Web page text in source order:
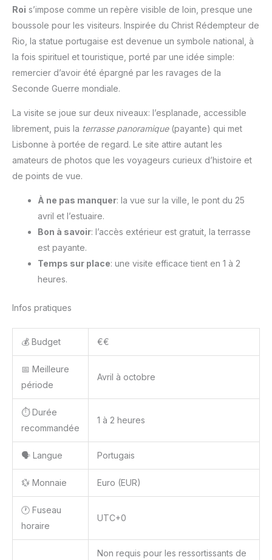
Roi s’impose comme un repère visible de loin, presque une
boussole pour les visiteurs. Inspirée du Christ Rédempteur de
Rio, la statue portugaise est devenue un symbole national, à
la fois spirituel et touristique, porté par une idée simple:
remercier d’avoir été épargné par les ravages de la
Seconde Guerre mondiale.
La visite se joue sur deux niveaux: l’esplanade, accessible
librement, puis la terrasse panoramique(payante) qui met
Lisbonne à portée de regard. Le site attire autant les
amateurs de photos que les voyageurs curieux d’histoire et
de points de vue.
À ne pas manquer: la vue sur la ville, le pont du 25
avril et l’estuaire.
Bon à savoir: l’accès extérieur est gratuit, la terrasse
est payante.
Temps sur place: une visite efficace tient en 1 à 2
heures.
Infos pratiques
💰 Budget €€
📅 Meilleure
période
Avril à octobre
⏱️ Durée
recommandée
1 à 2 heures
🗣️ Langue Portugais
💱 Monnaie Euro (EUR)
🕐 Fuseau
horaire
UTC+0
Non requis pour les ressortissants de